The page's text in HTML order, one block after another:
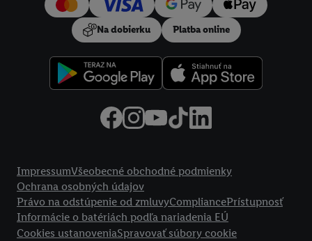
Na dobierku Platba online
ImpressumVšeobecné obchodné podmienky
Ochrana osobných údajov
Právo na odstúpenie od zmluvyCompliancePrístupnosť
Informácie o batériách podľa nariadenia EÚ
Cookies ustanoveniaSpravovať súbory cookie